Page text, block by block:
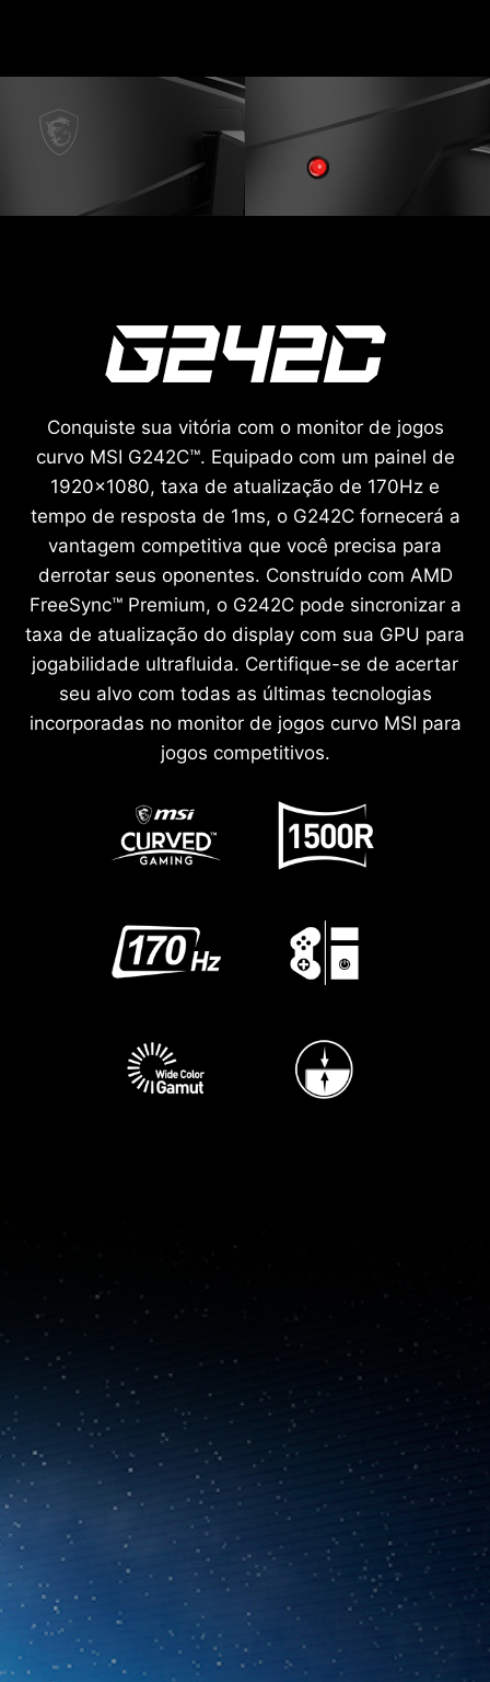
Conquiste sua vitória com o monitor de jogos
curvo MSI G242C™. Equipado com um painel de
1920x1080, taxa de atualização de 170Hz e
tempo de resposta de 1ms, o G242C fornecerá a
vantagem competitiva que você precisa para
derrotar seus oponentes. Construído com AMD
FreeSync™ Premium, o G242C pode sincronizar a
taxa de atualização do display com sua GPU para
jogabilidade ultrafluida. Certifique-se de acertar
seu alvo com todas as últimas tecnologias
incorporadas no monitor de jogos curvo MSI para
jogos competitivos.